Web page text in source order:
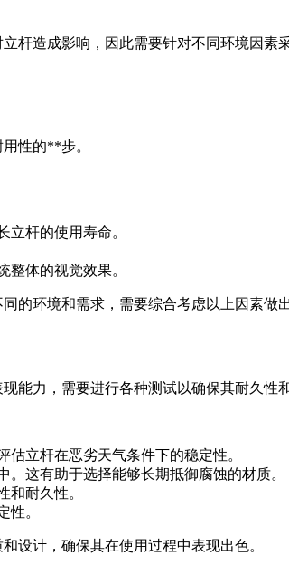
杆造成影响，因此需要针对不同环境因
性的**步。
杆的使用寿命。
体的视觉效果。
的环境和需求，需要综合考虑以上因素做
能力，需要进行各种测试以确保其耐久性
立杆在恶劣天气条件下的稳定性。
这有助于选择能够长期抵御腐蚀的材质。
和耐久性。
性。
设计，确保其在使用过程中表现出色。